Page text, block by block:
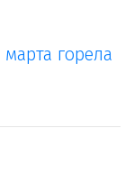
горела